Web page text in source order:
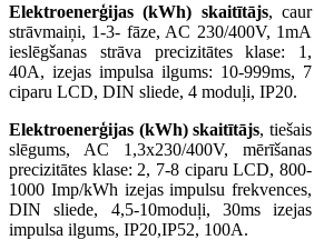
Elektroenerģijas (kWh) skaitītājs, caur
strāvmaiņi, 1-3- fāze, AC 230/400V, 1mA
ieslēgšanas strāva precizitātes klase: 1,
40A, izejas impulsa ilgums: 10-999ms, 7
ciparu LCD, DIN sliede, 4 moduļi, IP20.
Elektroenerģijas (kWh) skaitītājs, tiešais
slēgums, AC 1,3x230/400V, mērīšanas
precizitātes klase: 2, 7-8 ciparu LCD, 800-
1000 Imp/kWh izejas impulsu frekvences,
DIN sliede, 4,5-10moduļi, 30ms izejas
impulsa ilgums, IP20,IP52, 100A.